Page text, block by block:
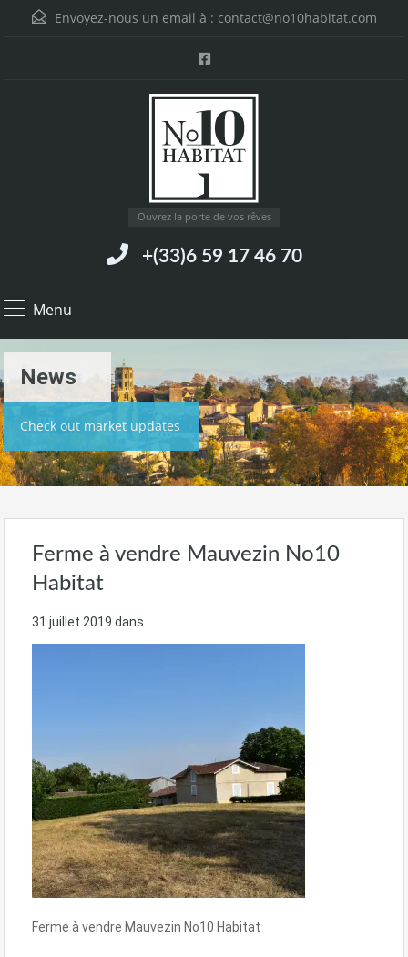
Envoyez-nous un email à : contact@no10habitat.com
Ouvrez la porte de vos rêves
+(33)6 59 17 46 70
Menu
News
Check out market updates
Ferme à vendre Mauvezin No10
Habitat
31 juillet 2019 dans
Ferme à vendre Mauvezin No10 Habitat